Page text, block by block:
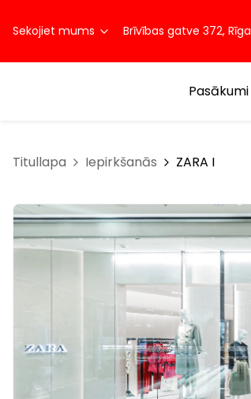
Sekojiet mums Brīvības gatve 372, Rīga
Pasākumi
Titullapa Iepirkšanās ZARA I